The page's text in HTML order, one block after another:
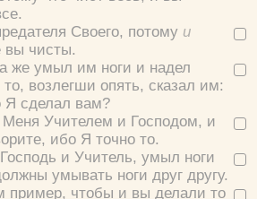
Своего, потому и
вы чисты.
же умыл им ноги и надел
возлегши опять, сказал им:
Я сделал вам?
Учителем и Господом, и
ибо Я точно то.
и Учитель, умыл ноги
умывать ноги друг другу.
пример, чтобы и вы делали то